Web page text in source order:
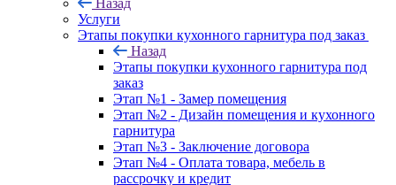
Назад
Услуги
Этапы покупки кухонного гарнитура под заказ
Назад
Этапы покупки кухонного гарнитура под
заказ
Этап №1 - Замер помещения
Этап №2 - Дизайн помещения и кухонного
гарнитура
Этап №3 - Заключение договора
Этап №4 - Оплата товара, мебель в
рассрочку и кредит